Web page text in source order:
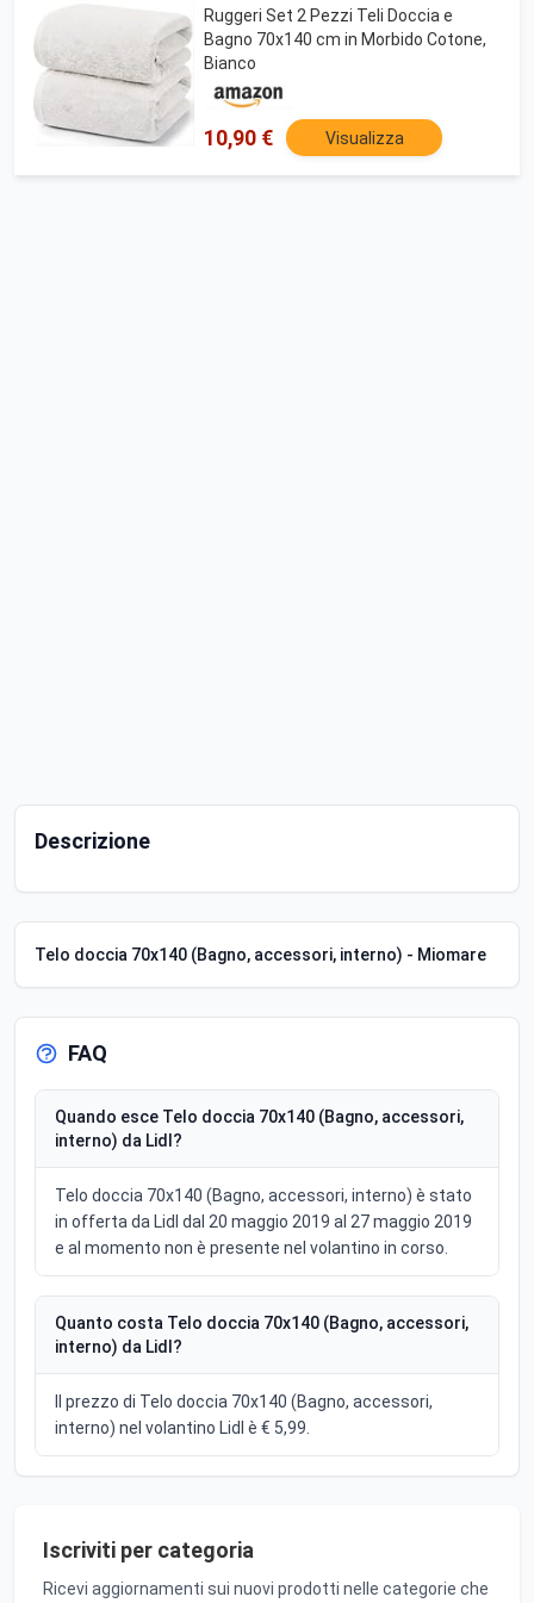
Ruggeri Set 2 Pezzi Teli Doccia e
Bagno 70x140 cm in Morbido Cotone,
Bianco
10,90 € Visualizza
Descrizione
Telo doccia 70x140 (Bagno, accessori, interno) - Miomare
FAQ
Quando esce Telo doccia 70x140 (Bagno, accessori,
interno) da Lidl?
Telo doccia 70x140 (Bagno, accessori, interno) è stato
in offerta da Lidl dal 20 maggio 2019 al 27 maggio 2019
e al momento non è presente nel volantino in corso.
Quanto costa Telo doccia 70x140 (Bagno, accessori,
interno) da Lidl?
Il prezzo di Telo doccia 70x140 (Bagno, accessori,
interno) nel volantino Lidl è € 5,99.
Iscriviti per categoria
Ricevi aggiornamenti sui nuovi prodotti nelle categorie che